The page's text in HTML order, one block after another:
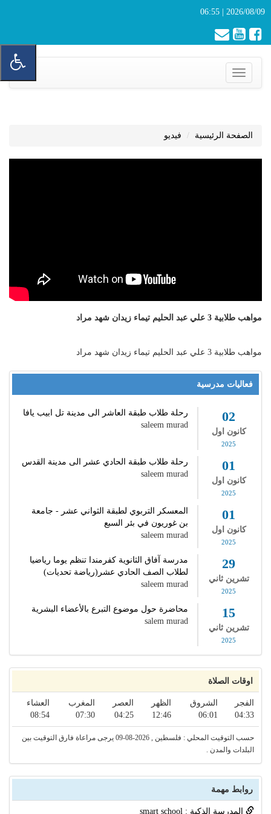
2026/08/09 | 06:55
Toggle
navigation
الصفحة الرئيسية فيديو
مواهب طلابية 3 علي عبد الحليم تيماء زيدان شهد مراد
مواهب طلابية 3 علي عبد الحليم تيماء زيدان شهد مراد
فعاليات مدرسية
02
كانون اول
2025
رحلة طلاب طبقة العاشر الى مدينة تل ابيب يافا
saleem murad
01
كانون اول
2025
رحلة طلاب طبقة الحادي عشر الى مدينة القدس
saleem murad
01
كانون اول
2025
المعسكر التربوي لطبقة الثواني عشر - جامعة
بن غوريون في بئر السبع
saleem murad
29
تشرين ثاني
2025
مدرسة آفاق الثانوية كفرمندا تنظم يوما رياضيا
لطلاب الصف الحادي عشر(رياضة تحديات)
saleem murad
15
تشرين ثاني
2025
محاضرة حول موضوع التبرع بالأعضاء البشرية
salem murad
اوقات الصلاة
الفجر
04:33
الشروق
06:01
الظهر
12:46
العصر
04:25
المغرب
07:30
العشاء
08:54
حسب التوقيت المحلي : فلسطين , 2026-08-09 يرجى مراعاة فارق التوقيت بين
البلدات والمدن .
روابط مهمة
المدرسة الذكية : smart school